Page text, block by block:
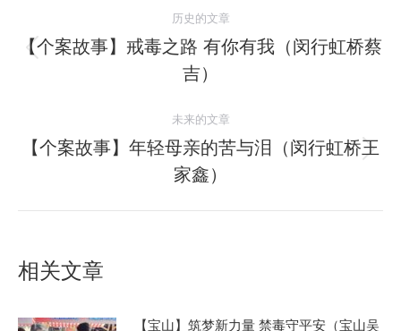
章
历史的文章
历
史
章：
【个案故事】戒毒之路 有你有我（闵行虹桥蔡
吉）
未来的文章
未
来
的
【个案故事】年轻母亲的苦与泪（闵行虹桥王
家鑫）
相关文章
【宝山】筑梦新力量 禁毒守平安（宝山吴